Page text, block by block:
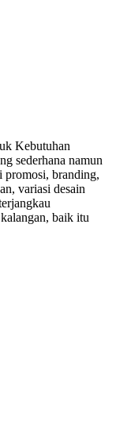
Kebutuhan
sederhana namun
promosi, branding,
variasi desain
baik itu